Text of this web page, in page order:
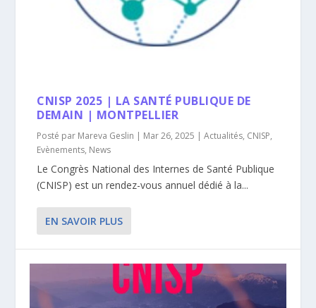
CNISP 2025 | LA SANTÉ PUBLIQUE DE
DEMAIN | MONTPELLIER
Posté par Mareva Geslin | Mar 26, 2025 |Actualités, CNISP,
Evènements, News
Le Congrès National des Internes de Santé Publique
(CNISP) est un rendez-vous annuel dédié à la...
EN SAVOIR PLUS